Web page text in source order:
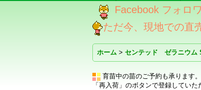
Facebook フォロ
ただ今、現地での直
ホーム > センテッド ゼラニウム
育苗中の苗のご予約も承ります。
「再入荷」のボタンで登録してい